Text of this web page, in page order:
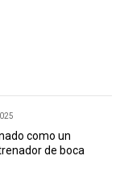
como un
de boca